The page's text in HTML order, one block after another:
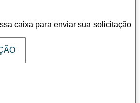
caixa para enviar sua solicitação